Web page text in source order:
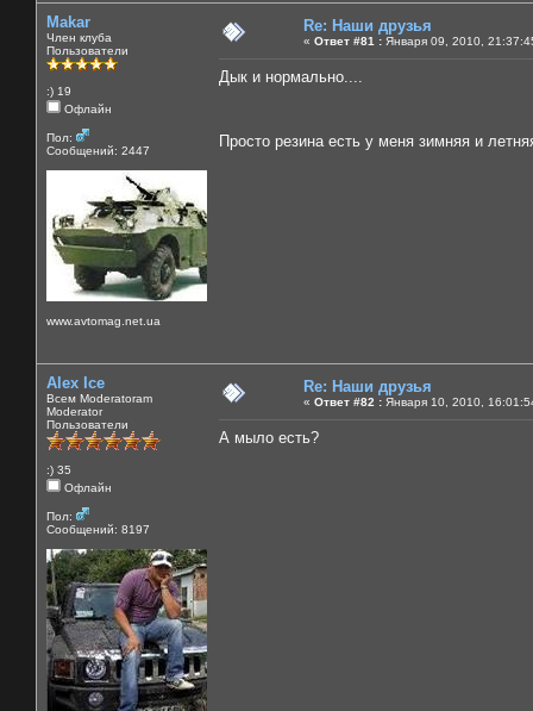
Makar
Член клуба
Пользователи
:) 19
Офлайн
Пол:
Сообщений: 2447
www.avtomag.net.ua
Re: Наши друзья
« Ответ #81 : Января 09, 2010,
Дык и нормально....
Просто резина есть у меня зимняя и
Alex Ice
Всем Moderatoram
Moderator
Пользователи
:) 35
Офлайн
Пол:
Сообщений: 8197
Re: Наши друзья
« Ответ #82 : Января 10, 2010,
А мыло есть?